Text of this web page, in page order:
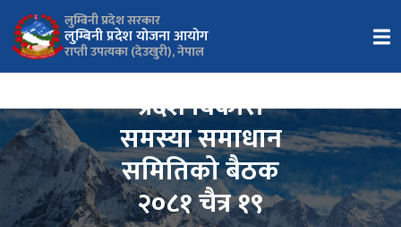
लुम्बिनी प्रदेश सरकार
लुम्बिनी प्रदेश योजना आयोग
राप्ती उपत्यका (देउखुरी), नेपाल
प्रदेश विकास
समस्या समाधान
समितिको बैठक
२०८१ चैत्र १९